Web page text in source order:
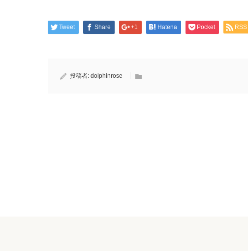
Tweet Share +1 Hatena Pocket RSS
投稿者: dolphinrose